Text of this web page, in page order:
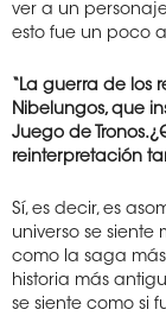
ver a un
esto fue un poco
“La guerra de los
Nibelungos, que
Juego de
reinterpretación
Sí, es decir, es
universo se siente
como la saga
historia más
se siente como si